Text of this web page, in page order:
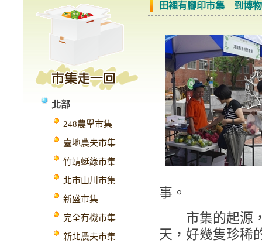
北部
248農學市集
臺地農夫市集
竹蜻蜓綠市集
北市山川市集
新盛市集
完全有機市集
新北農夫市集
田裡有腳印市集 到博
事。
市集的起源，
天，好幾隻珍稀